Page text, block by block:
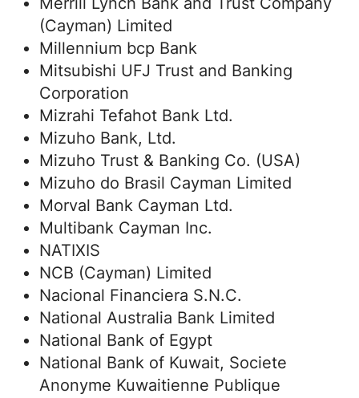
(Cayman) Limited
Millennium bcp Bank
Mitsubishi UFJ Trust and Banking
Corporation
Mizrahi Tefahot Bank Ltd.
Mizuho Bank, Ltd.
Mizuho Trust & Banking Co. (USA)
Mizuho do Brasil Cayman Limited
Morval Bank Cayman Ltd.
Multibank Cayman Inc.
NATIXIS
NCB (Cayman) Limited
Nacional Financiera S.N.C.
National Australia Bank Limited
National Bank of Egypt
National Bank of Kuwait, Societe
Anonyme Kuwaitienne Publique